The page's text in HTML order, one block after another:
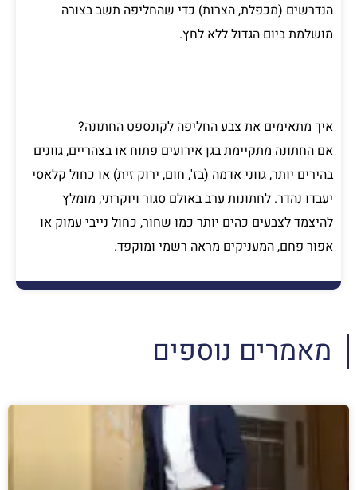
הנדרשים (מכפלת, הצרות) כדי שהחליפה תשב בצורה
מושלמת ביום הגדול ללא לחץ.
איך מתאימים את צבע החליפה לקונספט החתונה?
אם החתונה מתקיימת בגן אירועים פתוח או בצהריים, גוונים
בהירים יותר, גווני אדמה (בז', חום, ירוק זית) או כחול קלאסי
יעבדו נהדר. לחתונות ערב באולם סגור ויוקרתי, מומלץ
להיצמד לצבעים כהים יותר כמו שחור, כחול נייבי עמוק או
אפור פחם, המעניקים מראה רשמי ומוקפד.
מאמרים נוספים